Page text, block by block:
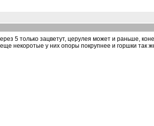
5 только зацветут, церулея может и раньше,
некоротые у них опоры покрупнее и горшки так